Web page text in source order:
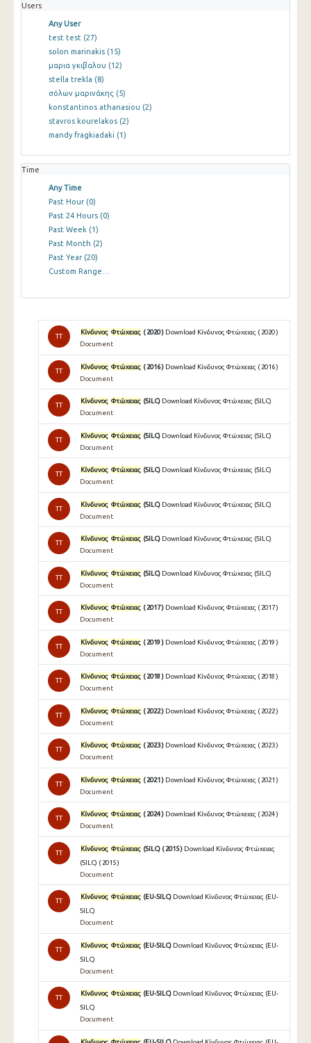
Users
Any User
test test (27)
solon marinakis (15)
μαρια γκιβαλου (12)
stella trekla (8)
σόλων μαρινάκης (5)
konstantinos athanasiou (2)
stavros kourelakos (2)
mandy fragkiadaki (1)
Time
Any Time
Past Hour (0)
Past 24 Hours (0)
Past Week (1)
Past Month (2)
Past Year (20)
Custom Range…
TT
Κίνδυνος Φτώχειας ( 2020 ) Download Κίνδυνος Φτώχειας ( 2020 )
Document
TT
Κίνδυνος Φτώχειας ( 2016 ) Download Κίνδυνος Φτώχειας ( 2016 )
Document
TT
Κίνδυνος Φτώχειας (SILC) Download Κίνδυνος Φτώχειας (SILC)
Document
TT
Κίνδυνος Φτώχειας (SILC) Download Κίνδυνος Φτώχειας (SILC)
Document
TT
Κίνδυνος Φτώχειας (SILC) Download Κίνδυνος Φτώχειας (SILC)
Document
TT
Κίνδυνος Φτώχειας (SILC) Download Κίνδυνος Φτώχειας (SILC)
Document
TT
Κίνδυνος Φτώχειας (SILC) Download Κίνδυνος Φτώχειας (SILC)
Document
TT
Κίνδυνος Φτώχειας (SILC) Download Κίνδυνος Φτώχειας (SILC)
Document
TT
Κίνδυνος Φτώχειας ( 2017 ) Download Κίνδυνος Φτώχειας ( 2017 )
Document
TT
Κίνδυνος Φτώχειας ( 2019 ) Download Κίνδυνος Φτώχειας ( 2019 )
Document
TT
Κίνδυνος Φτώχειας ( 2018 ) Download Κίνδυνος Φτώχειας ( 2018 )
Document
TT
Κίνδυνος Φτώχειας ( 2022 ) Download Κίνδυνος Φτώχειας ( 2022 )
Document
TT
Κίνδυνος Φτώχειας ( 2023 ) Download Κίνδυνος Φτώχειας ( 2023 )
Document
TT
Κίνδυνος Φτώχειας ( 2021 ) Download Κίνδυνος Φτώχειας ( 2021 )
Document
TT
Κίνδυνος Φτώχειας ( 2024 ) Download Κίνδυνος Φτώχειας ( 2024 )
Document
TT
Κίνδυνος Φτώχειας (SILC) ( 2015 ) Download Κίνδυνος Φτώχειας
(SILC) ( 2015 )
Document
TT
Κίνδυνος Φτώχειας (EU-SILC) Download Κίνδυνος Φτώχειας (EU-
SILC)
Document
TT
Κίνδυνος Φτώχειας (EU-SILC) Download Κίνδυνος Φτώχειας (EU-
SILC)
Document
TT
Κίνδυνος Φτώχειας (EU-SILC) Download Κίνδυνος Φτώχειας (EU-
SILC)
Document